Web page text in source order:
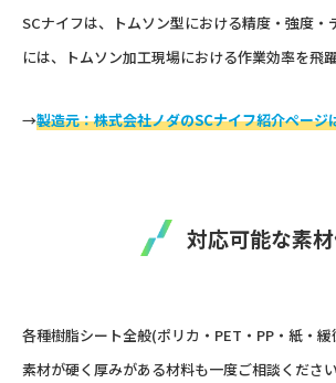
SCナイフは、トムソン型における精度・強度・
には、トムソン加工現場における作業効率を飛
→製造元：株式会社ノダのSCナイフ紹介ページ
対応可能な素
各種樹脂シート全般(ポリカ・PET・PP・紙・緩
素材が硬く厚みがある材料も一度ご相談ください